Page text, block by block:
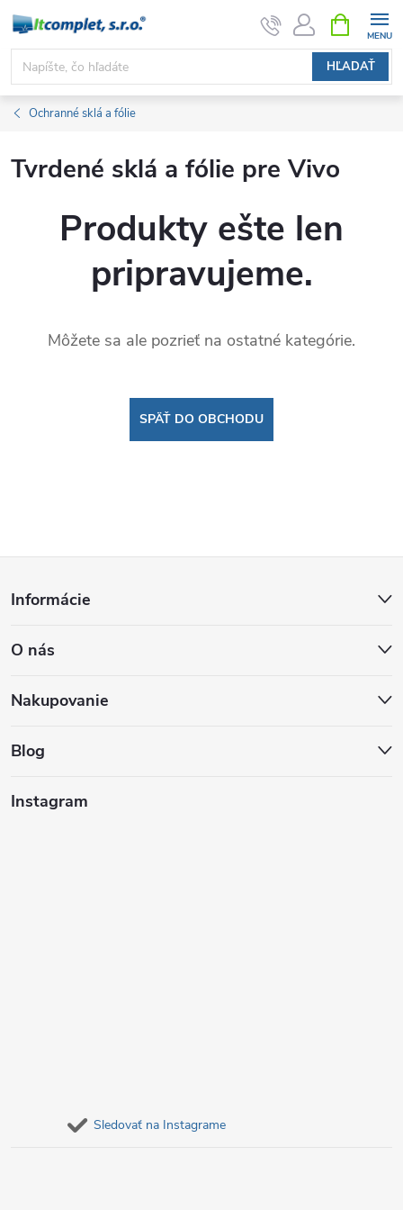
Prejsť
obsah
HĽADAŤ
KOŠÍK
Ochranné sklá a fólie
Tvrdené sklá a fólie pre Vivo
Produkty ešte len
pripravujeme.
Môžete sa ale pozrieť na ostatné kategórie.
SPÄŤ DO OBCHODU
p
ä
Informácie
O nás
Nakupovanie
Blog
Instagram
Sledovať na Instagrame